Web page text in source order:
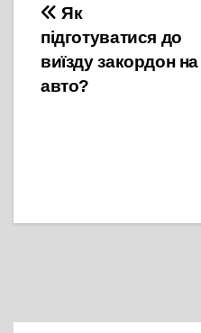
Навігація
записів
Як
підготуватися до
виїзду закордон на
авто?